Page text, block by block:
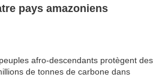
pays amazoniens